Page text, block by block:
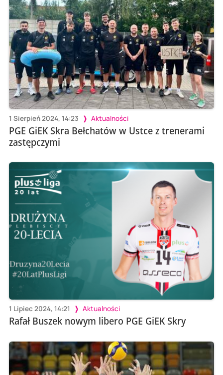
1 Sierpień 2024, 14:23 Aktualności
PGE GiEK Skra Bełchatów w Ustce z trenerami
zastępczymi
1 Lipiec 2024, 14:21 Aktualności
Rafał Buszek nowym libero PGE GiEK Skry